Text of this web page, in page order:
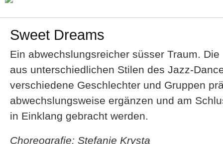
Sweet Dreams
Ein abwechslungsreicher süsser Traum.
aus unterschiedlichen Stilen des Jazz-
verschiedene Geschlechter und Gruppen
abwechslungsweise ergänzen und am
in Einklang gebracht werden.
Choreografie: Stefanie Krysta